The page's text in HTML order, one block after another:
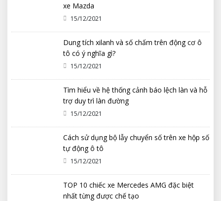
xe Mazda
15/12/2021
Dung tích xilanh và số chấm trên động cơ ô
tô có ý nghĩa gì?
15/12/2021
Tìm hiểu về hệ thống cảnh báo lệch làn và hỗ
trợ duy trì làn đường
15/12/2021
Cách sử dụng bộ lẫy chuyển số trên xe hộp số
tự động ô tô
15/12/2021
TOP 10 chiếc xe Mercedes AMG đặc biệt
nhất từng được chế tạo